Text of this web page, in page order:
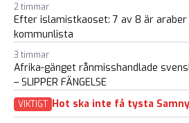
2 timmar
Efter islamistkaoset: 7 av 8 är
kommunlista
3 timmar
Afrika-gänget rånmisshandlade
– SLIPPER FÄNGELSE
VIKTIGT Hot ska inte få tysta